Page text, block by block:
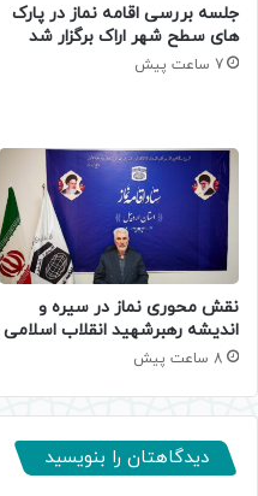
جلسه بررسی اقامه نماز در پارک
های سطح شهر اراک برگزار شد
7 ساعت پیش
نقش محوری نماز در سیره و
اندیشه رهبرشهید انقلاب اسلامی
8 ساعت پیش
دیدگاهتان را بنویسید